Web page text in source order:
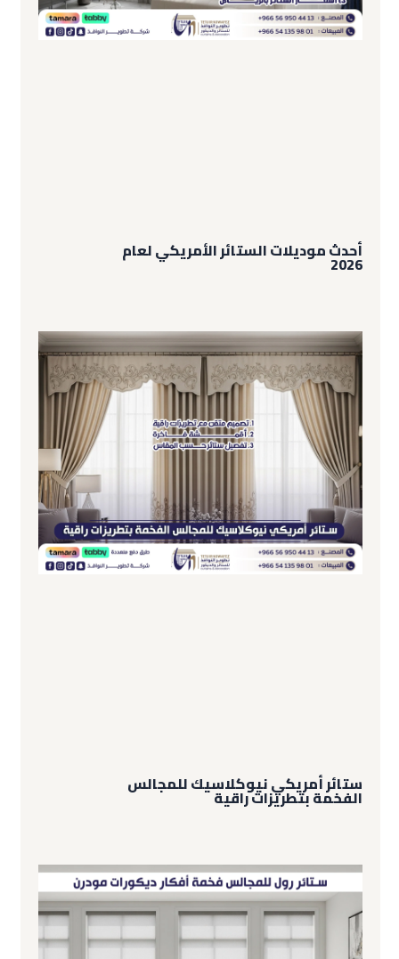
أحدث موديلات الستائر الأمريكي لعام
2026
ستائر أمريكي نيوكلاسيك للمجالس
الفخمة بتطريزات راقية